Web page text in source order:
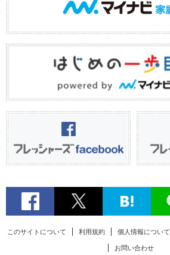
このサイトについて 利用規約 個人情報について
お問い合わせ